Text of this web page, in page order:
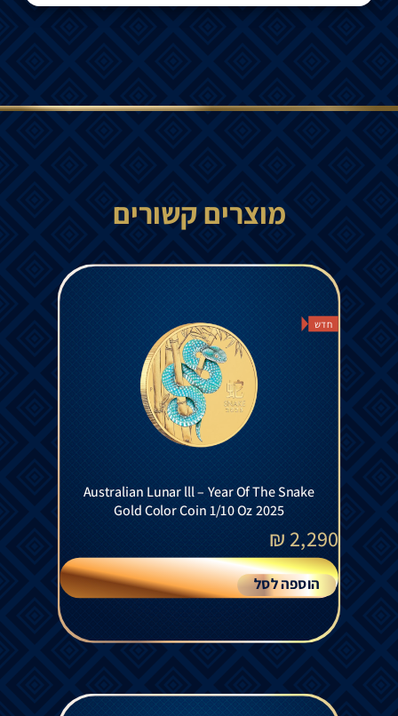
מוצרים קשורים
חדש
Australian Lunar lll – Year Of The Snake
Gold Color Coin 1/10 Oz 2025
2,290
₪
הוספה לסל